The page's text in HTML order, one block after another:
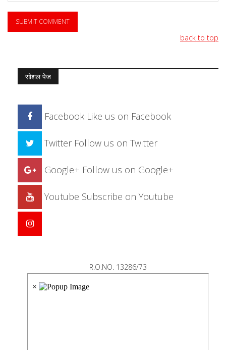
back to top
सोशल पेज
Facebook Like us on Facebook
Twitter Follow us on Twitter
Google+ Follow us on Google+
Youtube Subscribe on Youtube
R.O.NO. 13286/73